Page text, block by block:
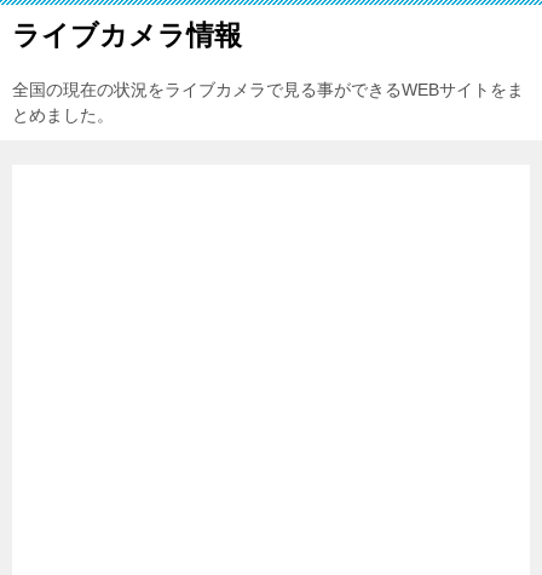
ライブカメラ情報
全国の現在の状況をライブカメラで見る事ができるWEBサイトをま
とめました。